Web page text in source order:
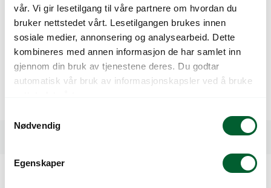
vår. Vi gir lesetilgang til våre partnere om hvordan du
bruker nettstedet vårt. Lesetilgangen brukes innen
sosiale medier, annonsering og analysearbeid. Dette
kombineres med annen informasjon de har samlet inn
gjennom din bruk av tjenestene deres. Du godtar
automatisk vår bruk av informasjonskapsler ved å bruke
Nødvendig
Egenskaper
bladmasse. Til konsum.
Rosmarinus offficinalis
Frø pr. gram: 1000
Spiretid (dager): 14-21